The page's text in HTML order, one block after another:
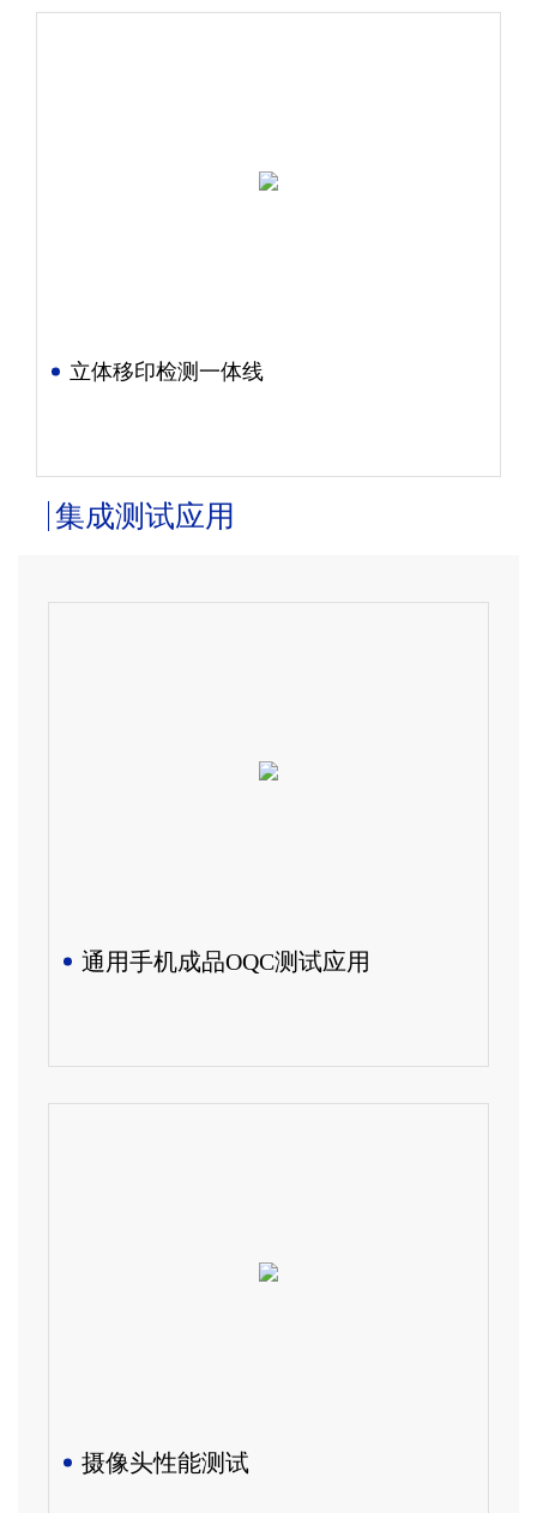
立体移印检测一体线
集成测试应用
通用手机成品OQC测试应用
摄像头性能测试